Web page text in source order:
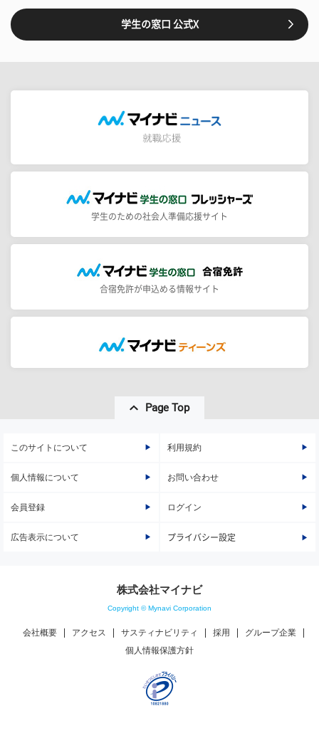
学生の窓口 公式X
学生のための社会人準備応援サイト
合宿免許が申込める情報サイト
Page Top
このサイトについて 利用規約
個人情報について お問い合わせ
会員登録 ログイン
広告表示について プライバシー設定
株式会社マイナビ
Copyright © Mynavi Corporation
会社概要 アクセス サスティナビリティ 採用
グループ企業
個人情報保護方針